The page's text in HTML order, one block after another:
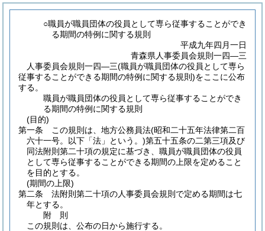
○職員が職員団体の役員として専ら従事することができ
る期間の特例に関する規則
平成九年四月一日
青森県人事委員会規則一四―三
人事委員会規則一四―三(職員が職員団体の役員として専ら
従事することができる期間の特例に関する規則)をここに公布
する。
職員が職員団体の役員として専ら従事することができ
る期間の特例に関する規則
(目的)
第一条
この規則は、地方公務員法(昭和二十五年法律第二百
六十一号。以下「法」という。)第五十五条の二第三項及び
同法附則第二十項の規定に基づき、職員が職員団体の役員
として専ら従事することができる期間の上限を定めること
を目的とする。
(期間の上限)
第二条
法附則第二十項の人事委員会規則で定める期間は七
年とする。
附 則
この規則は、公布の日から施行する。